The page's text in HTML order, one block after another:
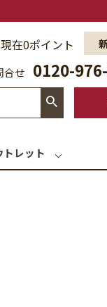
現在0ポイント
合せ
0120-
トレット